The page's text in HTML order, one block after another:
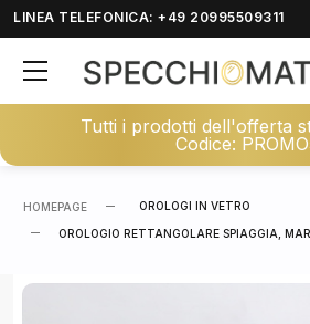
LINEA TELEFONICA: +49 20995509311
Tutti i prodotti dell'offerta
Codice:
HOMEPAGE OROLOGI IN VETRO
OROLOGIO RETTANGOLARE SPIAGGIA,